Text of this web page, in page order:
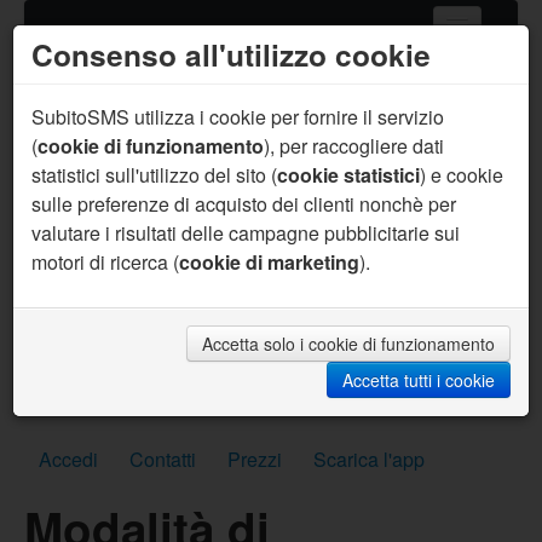
Home
Servizi SMS
Gateway SMS
Acquista SMS
Aiuto
Sei un programmatore ?
personalizzate, SMS per sviluppo gratuiti e molto
Accedi Contatti Prezzi Scarica l'app
Consenso all'utilizzo cookie
SubitoSMS utilizza i cookie per fornire il servizio
(cookie di funzionamento), per raccogliere dati
statistici sull'utilizzo del sito (cookie statistici) e cookie
sulle preferenze di acquisto dei clienti nonchè per
valutare i risultati delle campagne pubblicitarie sui
motori di ricerca (cookie di marketing).
Accetta solo i cookie di funzionamento
Accetta tutti i cookie
Modalità di